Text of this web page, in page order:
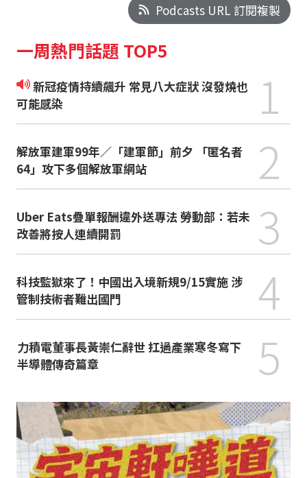
Podcasts URL 訂閱複製
一周熱門話題 TOP5
新冠疫情持續飆升 常見八大症狀 沒發燒也
可能感染
1
解放軍建軍99年／「建軍節」前夕 「匿名者
64」攻下多個解放軍網站
2
Uber Eats疊單報酬違外送專法 勞動部：若未
改善將按人連續開罰
3
科技監獄來了！中國出入境新規9/15實施 涉
管制技術者難出國門
4
力積電董事長黃崇仁辭世 扛過產業寒冬寫下
半導體傳奇篇章
5